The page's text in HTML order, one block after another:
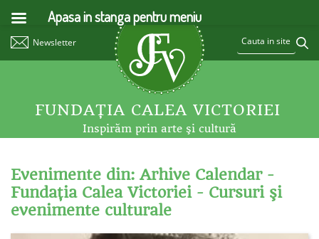
Newsletter
FUNDAŢIA CALEA VICTORIEI
Inspirăm prin arte şi cultură
Evenimente din: Arhive Calendar -
Fundaţia Calea Victoriei - Cursuri şi
evenimente culturale
Apasa in stanga pentru meniu